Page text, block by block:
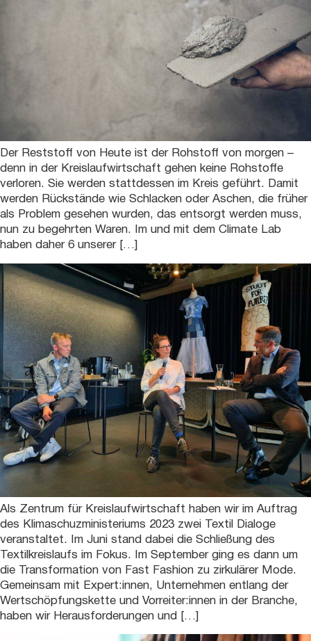
Der Reststoff von Heute ist der Rohstoff von morgen –
denn in der Kreislaufwirtschaft gehen keine Rohstoffe
verloren. Sie werden stattdessen im Kreis geführt. Damit
werden Rückstände wie Schlacken oder Aschen, die früher
als Problem gesehen wurden, das entsorgt werden muss,
nun zu begehrten Waren. Im und mit dem Climate Lab
haben daher 6 unserer […]
Als Zentrum für Kreislaufwirtschaft haben wir im Auftrag
des Klimaschuzministeriums 2023 zwei Textil Dialoge
veranstaltet. Im Juni stand dabei die Schließung des
Textilkreislaufs im Fokus. Im September ging es dann um
die Transformation von Fast Fashion zu zirkulärer Mode.
Gemeinsam mit Expert:innen, Unternehmen entlang der
Wertschöpfungskette und Vorreiter:innen in der Branche,
haben wir Herausforderungen und […]